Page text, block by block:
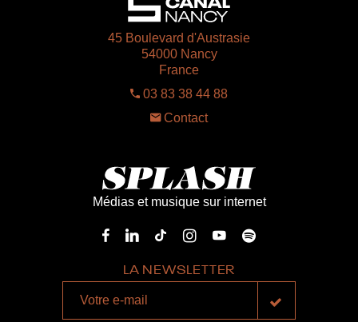
45 Boulevard d'Austrasie
54000 Nancy
France
03 83 38 44 88
Contact
Médias et musique sur internet
LA NEWSLETTER